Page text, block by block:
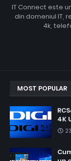
IT Connect este
din domeniul IT,
4k,
MOST POPULAR
4K